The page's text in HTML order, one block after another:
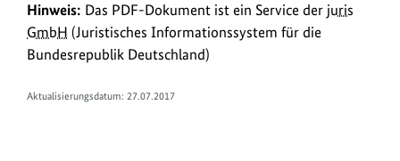
Hinweis: Das PDF-Dokument ist ein Service der juris
GmbH (Juristisches Informationssystem für die
Bundesrepublik Deutschland)
Aktualisierungsdatum: 27.07.2017